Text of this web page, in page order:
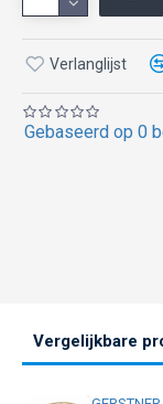
Gebaseerd op 0
Verlanglijst
Vergelijkbare